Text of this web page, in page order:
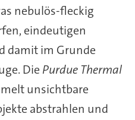
nebulös-fleckig
eindeutigen
damit im Grunde
Die Purdue Thermal
unsichtbare
abstrahlen und